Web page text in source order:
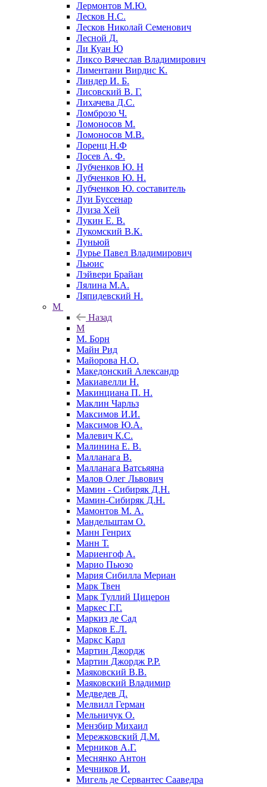
Лермонтов М.Ю.
Лесков Н.С.
Лесков Николай Семенович
Лесной Д.
Ли Куан Ю
Ликсо Вячеслав Владимирович
Лиментани Вирдис К.
Линдер И. Б.
Лисовский В. Г.
Лихачева Д.С.
Ломброзо Ч.
Ломоносов М.
Ломоносов М.В.
Лоренц Н.Ф
Лосев А. Ф.
Лубченков Ю. Н
Лубченков Ю. Н.
Лубченков Ю. составитель
Луи Буссенар
Луиза Хей
Лукин Е. В.
Лукомский В.К.
Луньюй
Лурье Павел Владимирович
Льюис
Лэйвери Брайан
Лялина М.А.
Ляпидевский Н.
М
Назад
М
М. Борн
Майн Рид
Майорова Н.О.
Македонский Александр
Макиавелли Н.
Макинциана П. Н.
Маклин Чарльз
Максимов И.И.
Максимов Ю.А.
Малевич К.С.
Малинина Е. В.
Малланага В.
Малланага Ватсьяяна
Малов Олег Львович
Мамин - Сибиряк Д.Н.
Мамин-Сибиряк Д.Н.
Мамонтов М. А.
Мандельштам О.
Манн Генрих
Манн Т.
Мариенгоф А.
Марио Пьюзо
Мария Сибилла Мериан
Марк Твен
Марк Туллий Цицерон
Маркес Г.Г.
Маркиз де Сад
Марков Е.Л.
Маркс Карл
Мартин Джордж
Мартин Джордж Р.Р.
Маяковский В.В.
Маяковский Владимир
Медведев Д.
Мелвилл Герман
Мельничук О.
Мензбир Михаил
Мережковский Д.М.
Мерников А.Г.
Меснянко Антон
Мечников И.
Мигель де Сервантес Сааведра